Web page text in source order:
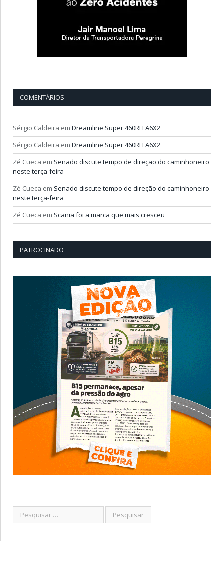
COMENTÁRIOS
Sérgio Caldeira em Dreamline Super 460RH A6X2
Sérgio Caldeira em Dreamline Super 460RH A6X2
Zé Cueca em Senado discute tempo de direção do caminhoneiro
neste terça-feira
Zé Cueca em Senado discute tempo de direção do caminhoneiro
neste terça-feira
Zé Cueca em Scania foi a marca que mais cresceu
PATROCINADO